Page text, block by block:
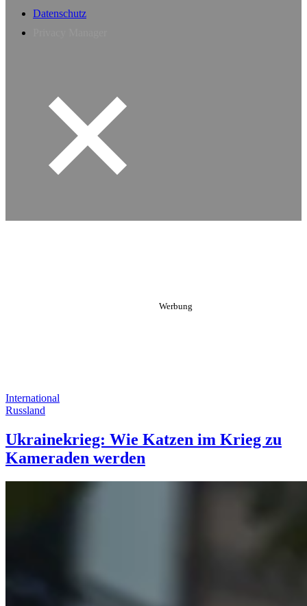
Datenschutz
International
Russland
Ukrainekrieg: Wie Katzen im Krieg zu
Kameraden werden